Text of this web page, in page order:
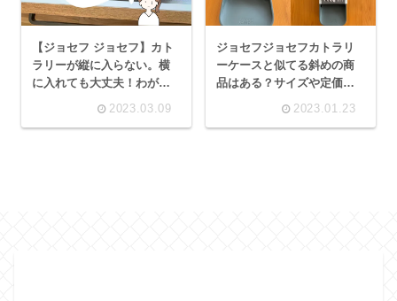
【ジョセフ ジョセフ】カト
ラリーが縦に入らない。横
に入れても大丈夫！わが家
2023.03.09
ジョセフジョセフカトラリ
ーケースと似てる斜めの商
品はある？サイズや定価、
2023.01.23